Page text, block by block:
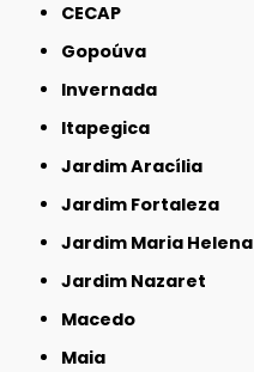
CECAP
Gopoúva
Invernada
Itapegica
Jardim Aracília
Jardim Fortaleza
Jardim Maria Helena
Jardim Nazaret
Macedo
Maia